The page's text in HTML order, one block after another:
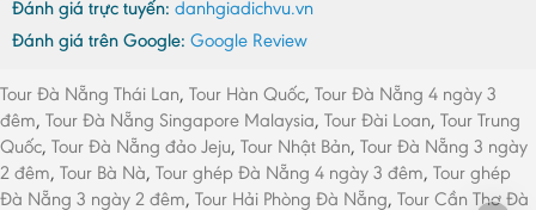
Đánh giá trực tuyến: danhgiadichvu.vn
Đánh giá trên Google: Google Review
Tour Đà Nẵng Thái Lan, Tour Hàn Quốc, Tour Đà Nẵng 4 ngày 3
đêm, Tour Đà Nẵng Singapore Malaysia, Tour Đài Loan, Tour Trung
Quốc, Tour Đà Nẵng đảo Jeju, Tour Nhật Bản, Tour Đà Nẵng 3 ngày
2 đêm, Tour Bà Nà, Tour ghép Đà Nẵng 4 ngày 3 đêm, Tour ghép
Đà Nẵng 3 ngày 2 đêm, Tour Hải Phòng Đà Nẵng, Tour Cần Thơ Đà